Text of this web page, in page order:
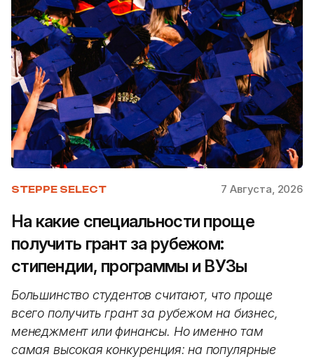
STEPPE SELECT 7 Августа, 2026
На какие специальности проще
получить грант за рубежом:
стипендии, программы и ВУЗы
Большинство студентов считают, что проще
всего получить грант за рубежом на бизнес,
менеджмент или финансы. Но именно там
самая высокая конкуренция: на популярные